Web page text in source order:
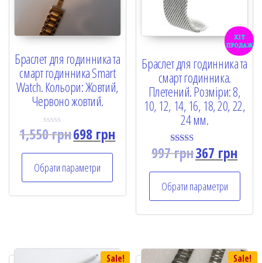
Браслет для годинника та
смарт годинника Smart
Watch. Кольори: Жовтий,
Червоно жовтий.
R
a
d
0
o
u
1,550грн698 грн
Обрати параметри
хіт
продаж
Браслет для годинника та
смарт годинника.
Плетений. Розміри: 8,
10, 12, 14, 16, 18, 20, 22,
24 мм.
Rated
5.00
997грн367 грн
Обрати параметри
Sale! Sale!